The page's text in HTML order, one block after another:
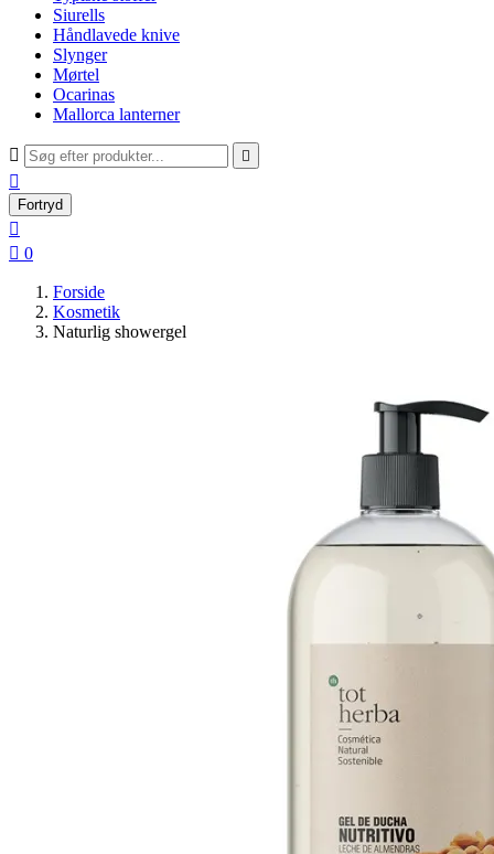
Siurells
Håndlavede knive
Slynger
Mørtel
Ocarinas
Mallorca lanterner
 

Fortryd

 0
Forside
Kosmetik
Naturlig showergel